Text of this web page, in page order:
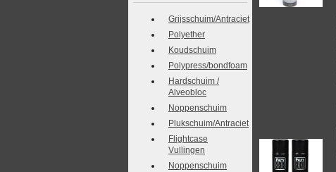
Grijsschuim/Antraciet
Polyether
Koudschuim
Polypress/bondfoam
Hardschuim /
Alveobloc
Noppenschuim
Plukschuim/Antraciet
Flightcase
Vullingen
Noppenschuim